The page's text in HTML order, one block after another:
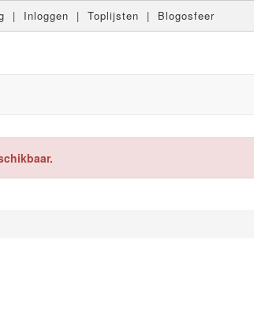
| Inloggen | Toplijsten | Blogosfeer